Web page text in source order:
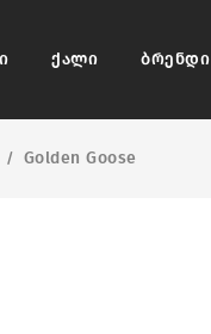
ქალი ბრენდი
/ Golden Goose